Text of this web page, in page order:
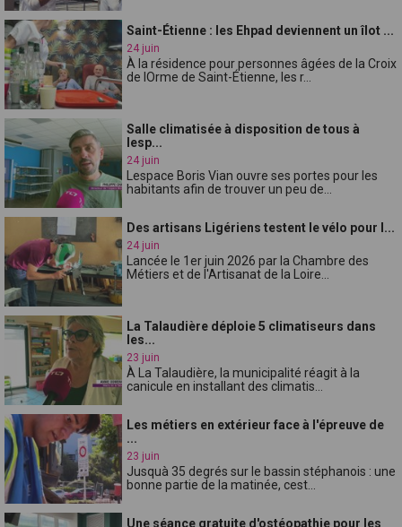
Saint-Étienne : les Ehpad deviennent un îlot ...
24 juin
À la résidence pour personnes âgées de la Croix
de lOrme de Saint-Étienne, les r...
Salle climatisée à disposition de tous à
lesp...
24 juin
Lespace Boris Vian ouvre ses portes pour les
habitants afin de trouver un peu de...
Des artisans Ligériens testent le vélo pour l...
24 juin
Lancée le 1er juin 2026 par la Chambre des
Métiers et de l'Artisanat de la Loire...
La Talaudière déploie 5 climatiseurs dans
les...
23 juin
À La Talaudière, la municipalité réagit à la
canicule en installant des climatis...
Les métiers en extérieur face à l'épreuve de
...
23 juin
Jusquà 35 degrés sur le bassin stéphanois : une
bonne partie de la matinée, cest...
Une séance gratuite d'ostéopathie pour les